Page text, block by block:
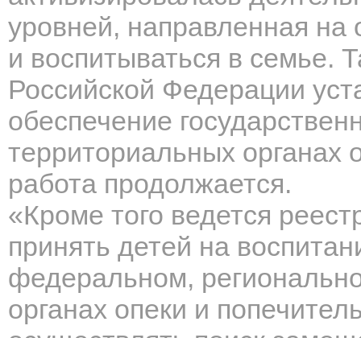
уровней, направленная на
и воспитываться в семье.
Российской Федерации
обеспечение
территориальных органах
работа продолжается.
«Кроме того ведется
принять детей на
федеральном,
органах опеки и